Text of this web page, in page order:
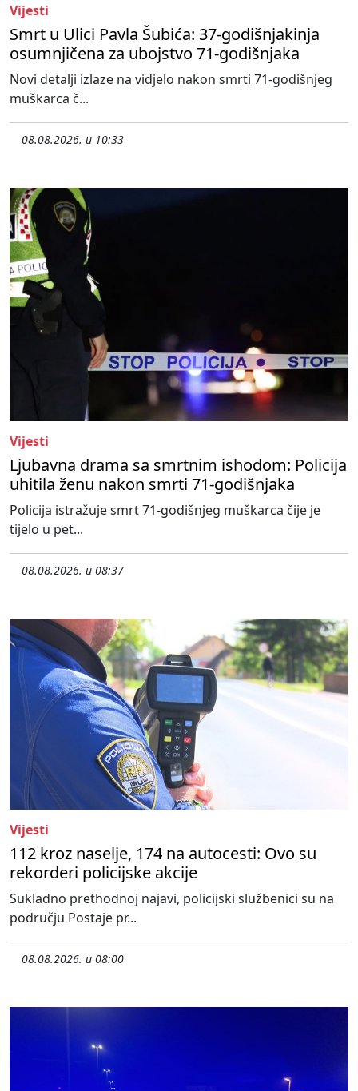
Vijesti
Smrt u Ulici Pavla Šubića: 37-godišnjakinja
osumnjičena za ubojstvo 71-godišnjaka
Novi detalji izlaze na vidjelo nakon smrti 71-godišnjeg
muškarca č...
08.08.2026. u 10:33
Vijesti
Ljubavna drama sa smrtnim ishodom: Policija
uhitila ženu nakon smrti 71-godišnjaka
Policija istražuje smrt 71-godišnjeg muškarca čije je
tijelo u pet...
08.08.2026. u 08:37
Vijesti
112 kroz naselje, 174 na autocesti: Ovo su
rekorderi policijske akcije
Sukladno prethodnoj najavi, policijski službenici su na
području Postaje pr...
08.08.2026. u 08:00